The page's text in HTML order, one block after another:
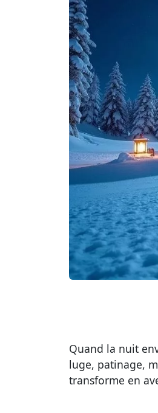
Quand la nuit
luge, patinage,
transforme en